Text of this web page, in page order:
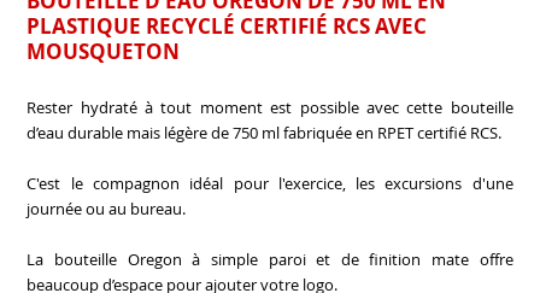
PLASTIQUE RECYCLÉ CERTIFIÉ RCS AVEC
MOUSQUETON
Rester hydraté à tout moment est possible avec cette bouteille
d’eau durable mais légère de 750 ml fabriquée en RPET certifié RCS.
C'est le compagnon idéal pour l'exercice, les excursions d'une
journée ou au bureau.
La bouteille Oregon à simple paroi et de finition mate offre
beaucoup d’espace pour ajouter votre logo.